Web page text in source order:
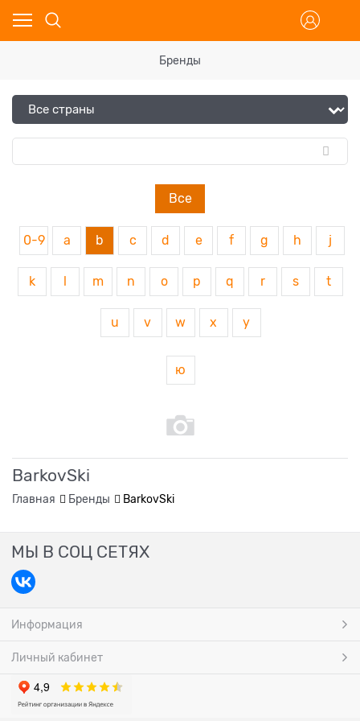
Бренды
Все
0-9 a b c d e f g h j
k m n o p q r s t
u v w x y
ю
BarkovSki
Главная Бренды BarkovSki
МЫ В СОЦ СЕТЯХ
Информация
Личный кабинет